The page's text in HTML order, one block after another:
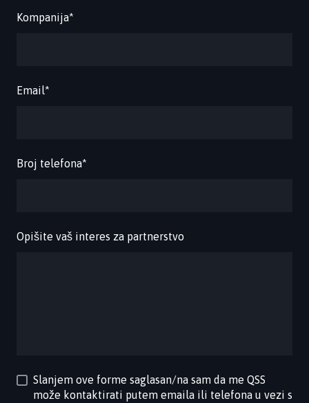
Kompanija*
Email*
Broj telefona*
Opišite vaš interes za partnerstvo
Slanjem ove forme saglasan/na sam da me QSS
može kontaktirati putem emaila ili telefona u vezi s